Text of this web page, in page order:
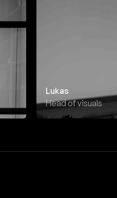
Lukas
Head of visuals